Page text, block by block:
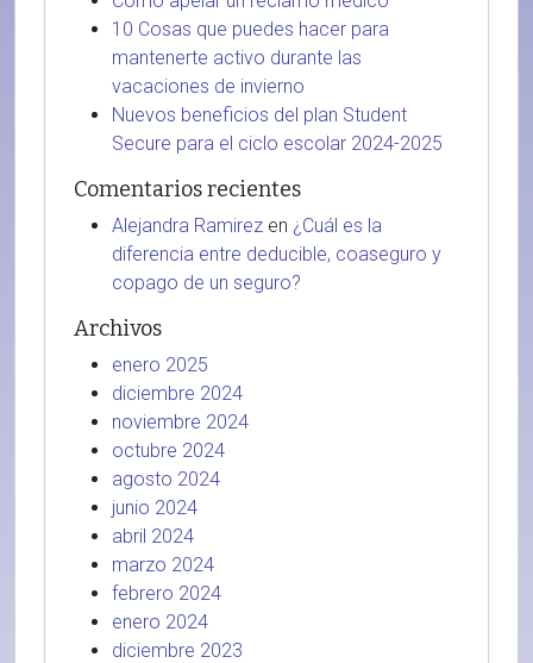
10 Cosas que puedes hacer para
mantenerte activo durante las
vacaciones de invierno
Nuevos beneficios del plan Student
Secure para el ciclo escolar 2024-2025
Comentarios recientes
Alejandra Ramirez en ¿Cuál es la
diferencia entre deducible, coaseguro y
copago de un seguro?
Archivos
enero 2025
diciembre 2024
noviembre 2024
octubre 2024
agosto 2024
junio 2024
abril 2024
marzo 2024
febrero 2024
enero 2024
diciembre 2023